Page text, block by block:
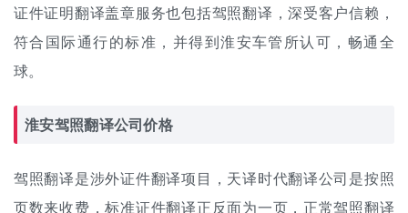
证件证明翻译盖章服务也包括驾照翻译，深受客户信赖，
符合国际通行的标准，并得到淮安车管所认可，畅通全
球。
淮安驾照翻译公司价格
驾照翻译是涉外证件翻译项目，天译时代翻译公司是按照
页数来收费，标准证件翻译正反面为一页，正常驾照翻译